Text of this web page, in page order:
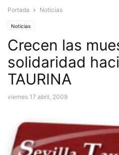
Portada Noticias
Noticias
Crecen las
solidaridad
TAURINA
viernes 17 abril, 2009